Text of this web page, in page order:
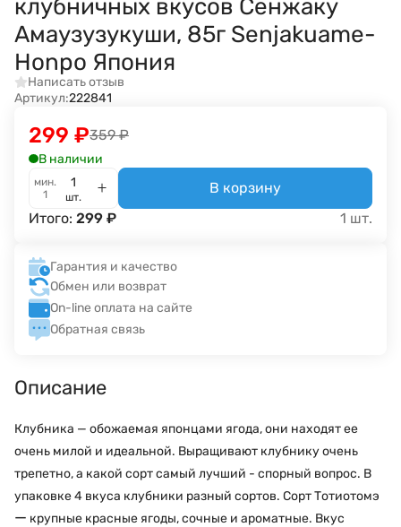
клубничных вкусов Сенжаку
Амаузузукуши, 85г Senjakuame-
Honpo Япония
Написать отзыв
Артикул:222841
359 ₽
299 ₽
В наличии
мин.
1
шт.
В корзину
Итого: 299 ₽ 1 шт.
Гарантия и качество
Обмен или возврат
On-line оплата на сайте
Обратная связь
Описание
Клубника — обожаемая японцами ягода, они находят ее
очень милой и идеальной. Выращивают клубнику очень
трепетно, а какой сорт самый лучший - спорный вопрос. В
упаковке 4 вкуса клубники разный сортов. Сорт Тотиотомэ
ー крупные красные ягоды, сочные и ароматные. Вкус